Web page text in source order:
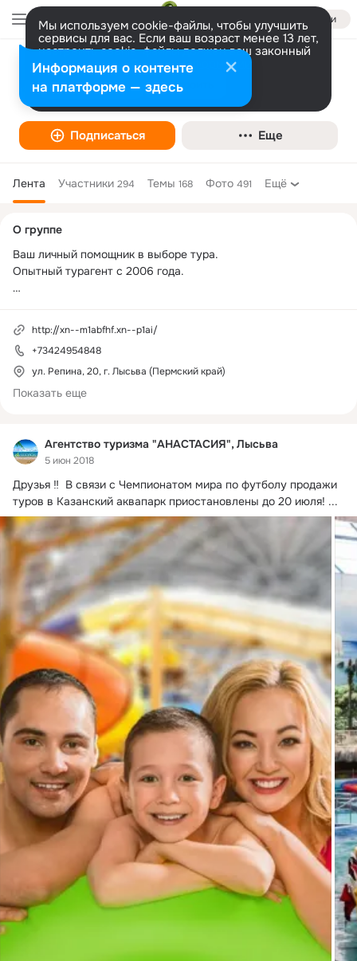
Войти
Мы используем cookie-файлы, чтобы улучшить
сервисы для вас. Если ваш возраст менее 13 лет,
настроить cookie-файлы должен ваш законный
представитель. Больше информации
Разрешить все Настроить
Агентство туризма "АНАСТАСИЯ", Лысьва
Подписаться Еще
Лента Участники 294 Темы 168 Фото 491 Ещё
Агентство туризма "АНАСТАСИЯ", Лысьва
5 июн 2018
Друзья ‼  В связи с Чемпионатом мира по футболу продажи
туров в Казанский аквапарк приостановлены до 20 июля! ...
колонка
О группе
Ваш личный помощник в выборе тура.
Опытный турагент с 2006 года.
Спланируйте ваш отпуск заранее.
Помогу с выбором направления для отдыха, расскажу куда
стоит отправиться в этом сезоне.
Возможна рассрочка.
Отвечу на любые вопросы касательно отдыха, авиа и ж/д
билетов.
http://xn--m1abfhf.xn--p1ai/
+73424954848
ул. Репина, 20, г. Лысьва (Пермский край)
Показать еще
Информация о контенте
на платформе — здесь